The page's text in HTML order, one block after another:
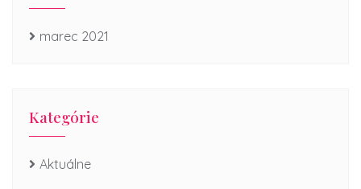
marec 2021
Kategórie
Aktuálne